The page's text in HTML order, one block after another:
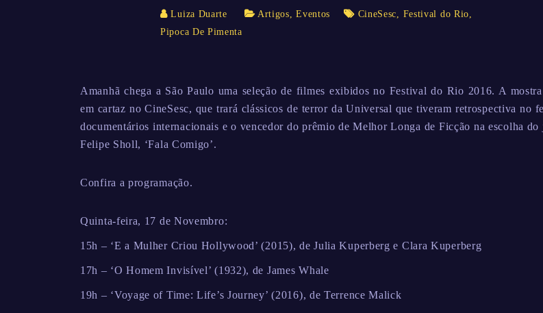
Luiza Duarte Artigos,Eventos CineSesc, Festival do Rio,
Pipoca De Pimenta
Amanhã chega a São Paulo uma seleção de filmes exibidos no Festival do Rio 2016. A
em cartaz no CineSesc, que trará clássicos de terror da Universal que tiveram retrospectiva no
documentários internacionais e o vencedor do prêmio de Melhor Longa de Ficção na escolha do
Felipe Sholl, ‘Fala Comigo’.
Confira a programação.
Quinta-feira, 17 de Novembro:
15h – ‘E a Mulher Criou Hollywood’ (2015), de Julia Kuperberg e Clara Kuperberg
17h – ‘O Homem Invisível’ (1932), de James Whale
19h – ‘Voyage of Time: Life’s Journey’ (2016), de Terrence Malick